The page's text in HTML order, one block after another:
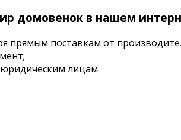
домовенок в нашем
прямым поставкам от
лицам.